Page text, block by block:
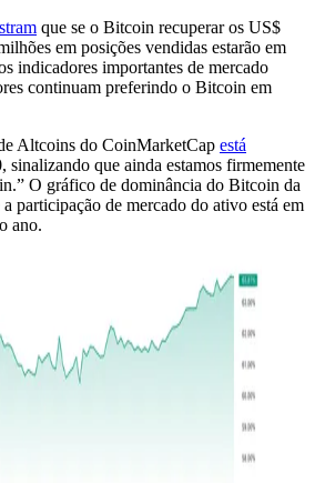
que se o Bitcoin recuperar os US$
em posições vendidas estarão em
indicadores importantes de mercado
continuam preferindo o Bitcoin em
Altcoins do CoinMarketCap está
sinalizando que ainda estamos firmemente
O gráfico de dominância do Bitcoin da
a participação de mercado do ativo está em
ano.